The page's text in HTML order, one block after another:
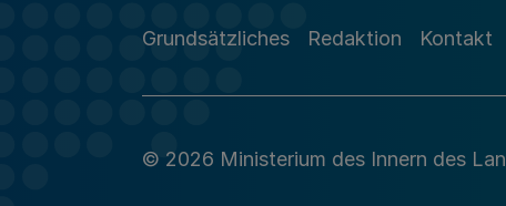
Grundsätzliches Redaktion Kontakt
© 2026 Ministerium des Innern des